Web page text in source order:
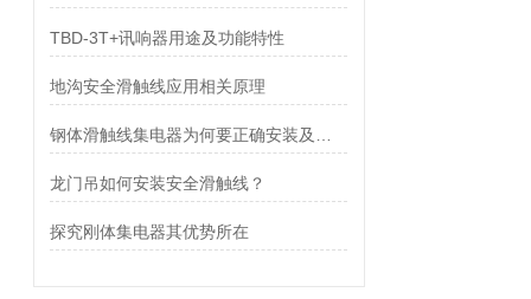
TBD-3T+讯响器用途及功能特性
地沟安全滑触线应用相关原理
龙门吊如何安装安全滑触线？
探究刚体集电器其优势所在